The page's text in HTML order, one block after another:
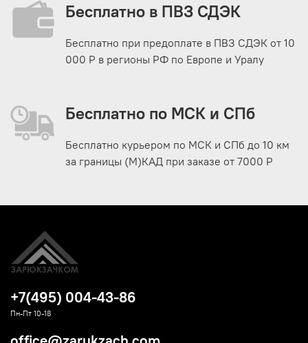
Бесплатно в ПВЗ СДЭК
Бесплатно при предоплате в ПВЗ СДЭК от 10
000 Р в регионы РФ по Европе и Уралу
Бесплатно по МСК и СПб
Бесплатно курьером по МСК и СПб до 10 км
за границы (М)КАД при заказе от 7000 Р
+7(495) 004-43-86
Пн-Пт 10-18